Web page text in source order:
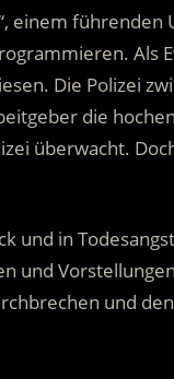
einem
Als
Die Polizei
die
überwacht.
und in
und
und